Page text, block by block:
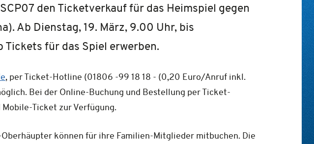
den Ticketverkauf für das Heimspiel gegen
Ab Dienstag, 19. März, 9.00 Uhr, bis
für das Spiel erwerben.
, per Ticket-Hotline (01806 -99 18 18 - (0,20 Euro/Anruf inkl.
Bei der Online-Buchung und Bestellung per Ticket-
Ticket zur Verfügung.
können für ihre Familien-Mitglieder mitbuchen. Die